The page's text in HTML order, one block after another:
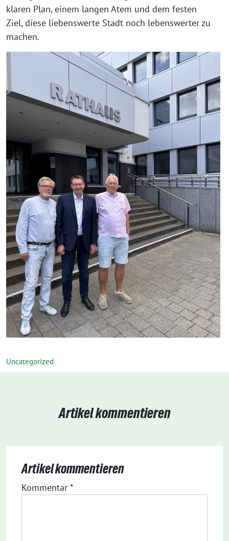
klaren Plan, einem langen Atem und dem festen
Ziel, diese liebenswerte Stadt noch lebenswerter zu
machen.
Uncategorized
Artikel kommentieren
Artikel kommentieren
Kommentar *